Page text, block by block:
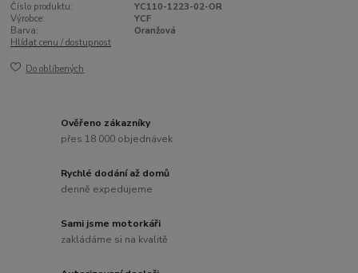
Číslo produktu:
YC110-1223-02-OR
Výrobce:
YCF
Barva:
Oranžová
Hlídat cenu / dostupnost
Do oblíbených
Ověřeno zákazníky
přes 18 000 objednávek
Rychlé dodání až domů
denně expedujeme
Sami jsme motorkáři
zakládáme si na kvalitě